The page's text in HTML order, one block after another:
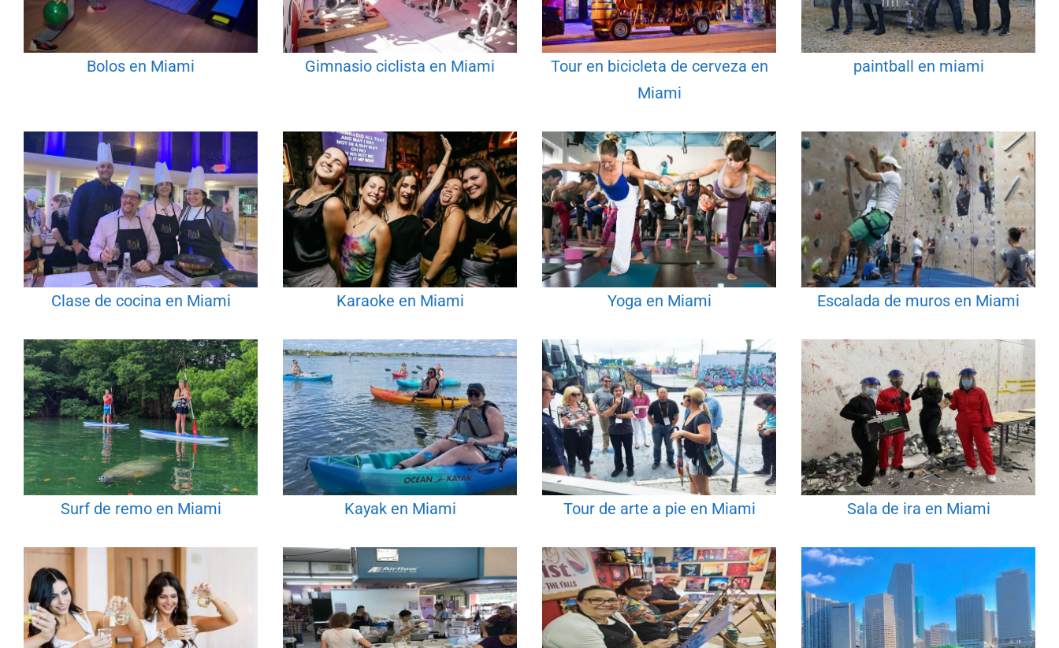
Bolos en Miami Gimnasio ciclista en Miami
Tour en bicicleta de cerveza en
Miami
paintball en miami
Clase de cocina en Miami Karaoke en Miami Yoga en Miami Escalada de muros en Miami
Surf de remo en Miami Kayak en Miami Tour de arte a pie en Miami Sala de ira en Miami